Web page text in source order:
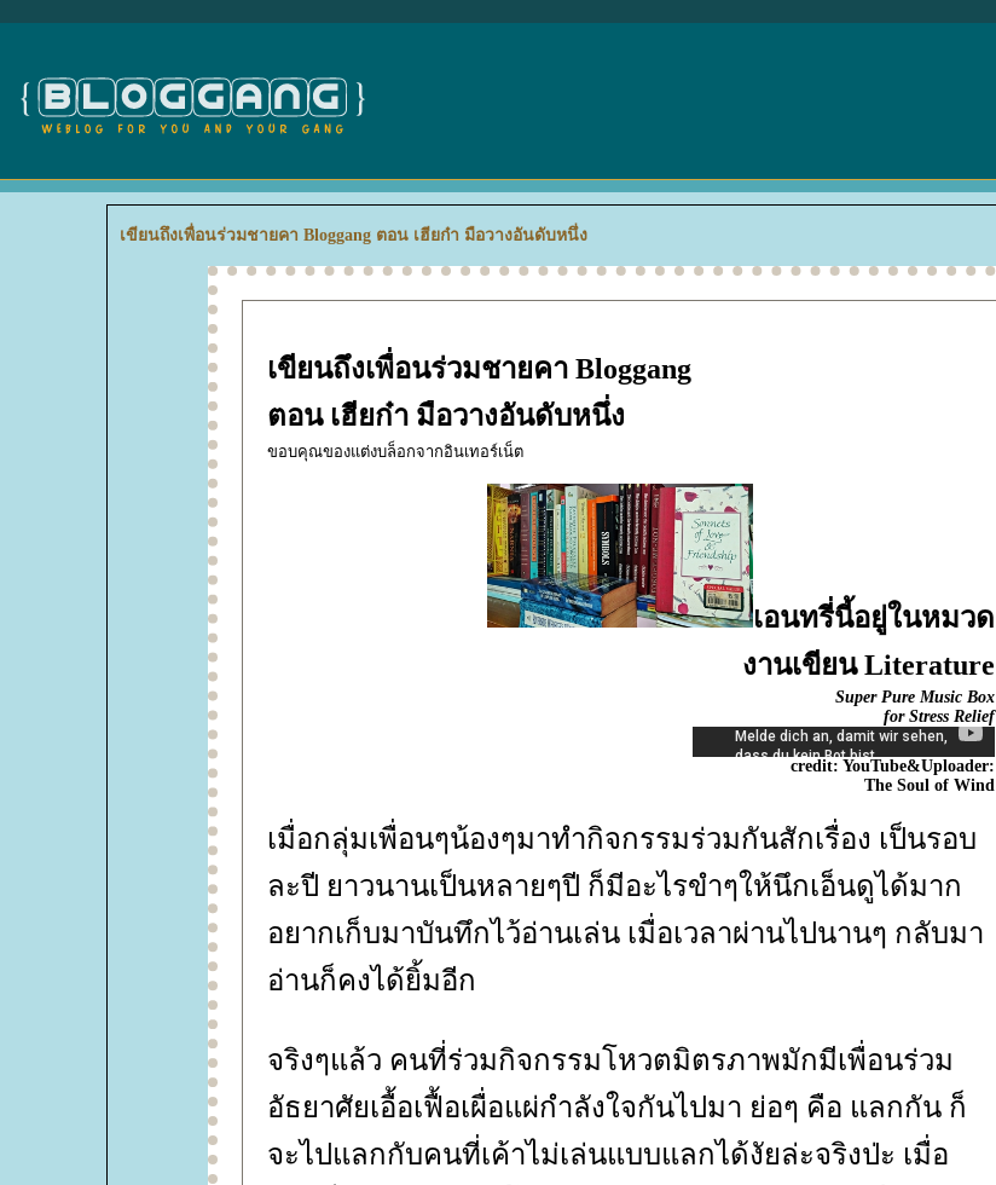
เขียนถึงเพื่อนร่วมชายคา Bloggang ตอน เฮียก๋า มือวางอันดับหนึ่ง
เขียนถึงเพื่อนร่วมชายคา Bloggang
ตอน เฮียก๋า มือวางอันดับหนึ่ง
ขอบคุณของแต่งบล็อกจากอินเทอร์เน็ต
เอนทรี่นี้อยู่ในหมวด
งานเขียน Literature
Super Pure Music Box
for Stress Relief
credit: YouTube&Uploader:
The Soul of Wind
เมื่อกลุ่มเพื่อนๆน้องๆมาทำกิจกรรมร่วมกันสักเรื่อง เป็นรอบ
ละปี ยาวนานเป็นหลายๆปี ก็มีอะไรขำๆให้นึกเอ็นดูได้มาก
อยากเก็บมาบันทึกไว้อ่านเล่น เมื่อเวลาผ่านไปนานๆ กลับมา
อ่านก็คงได้ยิ้มอีก
จริงๆแล้ว คนที่ร่วมกิจกรรมโหวตมิตรภาพมักมีเพื่อนร่วม
อัธยาศัยเอื้อเฟื้อเผื่อแผ่กำลังใจกันไปมา ย่อๆ คือ แลกกัน ก็
จะไปแลกกับคนที่เค้าไม่เล่นแบบแลกได้งัยล่ะจริงป่ะ เมื่อ